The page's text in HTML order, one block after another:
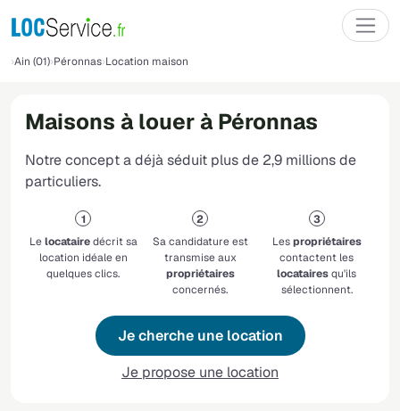
Ain (01) Péronnas Location maison
Maisons à louer à Péronnas
Notre concept a déjà séduit plus de 2,9 millions de
particuliers.
Lelocatairedécrit sa
location idéale en
quelques clics.
Sa candidature est
transmise aux
propriétaires
concernés.
Lespropriétaires
contactent les
locatairesqu'ils
sélectionnent.
Je cherche une location
Je propose une location